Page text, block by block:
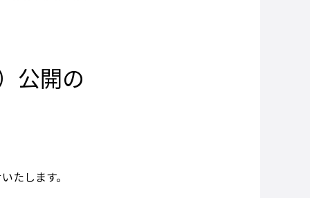
公開の
たします。